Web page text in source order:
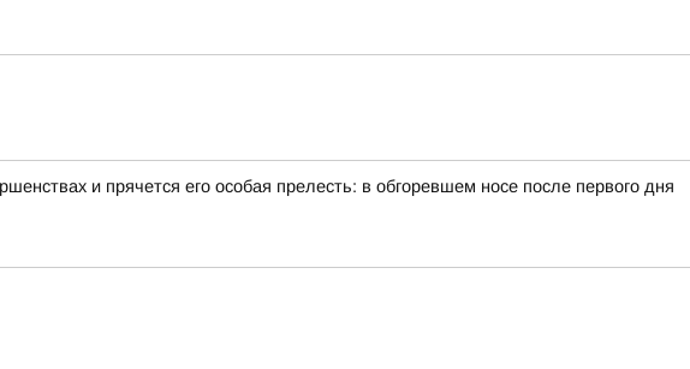
и прячется его особая прелесть: в обгоревшем носе после первого дня